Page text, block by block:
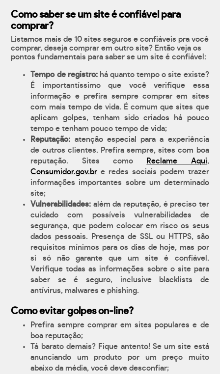
Como saber se um site é confiável para
comprar?
Listamos mais de 10 sites seguros e confiáveis pra você
comprar, deseja comprar em outro site? Então veja os
pontos fundamentais para saber se um site é confiável:
Tempo de registro:há quanto tempo o site existe?
É importantíssimo que você verifique essa
informação e prefira sempre comprar em sites
com mais tempo de vida. É comum que sites que
aplicam golpes, tenham sido criados há pouco
tempo e tenham pouco tempo de vida;
Reputação: atenção especial para a experiência
de outros clientes. Prefira sempre, sites com boa
reputação. Sites como
Reclame Aqui,
Consumidor.gov.br e redes sociais podem trazer
informações importantes sobre um determinado
site;
Vulnerabilidades: além da reputação, é preciso ter
cuidado com possíveis vulnerabilidades de
segurança, que podem colocar em risco os seus
dados pessoais. Presença de SSL ou HTTPS, são
requisitos mínimos para os dias de hoje, mas por
si só não garante que um site é confiável.
Verifique todas as informações sobre o site para
saber se é seguro, inclusive blacklists de
antívirus, malwares e phishing.
Como evitar golpes on-line?
Prefira sempre comprar em sites populares e de
boa reputação;
Tá barato demais? Fique antento! Se um site está
anunciando um produto por um preço muito
abaixo da média, você deve desconfiar;